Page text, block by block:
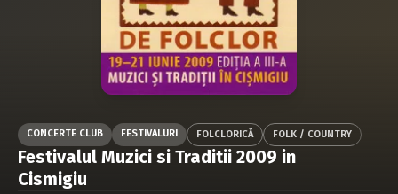
Caută în site...
CONCERTE CLUB FESTIVALURI FOLCLORICĂ FOLK / COUNTRY
Festivalul Muzici si Traditii 2009 in
Cismigiu